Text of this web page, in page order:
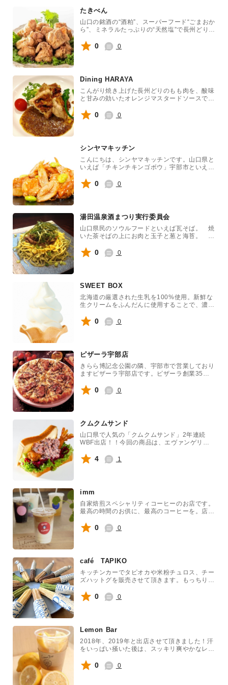
たきべん
山口の銘酒の“酒粕”、スーパーフード“ごまおか
ら”、ミネラルたっぷりの“天然塩”で長州どりを
産米油でサクッと仕上げました。
0 0
Dining HARAYA
こんがり焼き上げた長州どりのもも肉を、酸味
と甘みの効いたオレンジマスタードソースでお
0 0
シンヤマキッチン
こんにちは、シンヤマキッチンです。山口県と
いえば「チキンチキンゴボウ」宇部市といえば
enjoyeating！を応援します。
0 0
湯田温泉酒まつり実行委員会
山口県民のソウルフードといえば瓦そば。 焼
いた茶そばの上にお肉と玉子と葱と海苔。 美
す。 是非、山口県名物を食べてください。
0 0
SWEET BOX
北海道の厳選された生乳を100%使用。新鮮な
生クリームをふんだんに使用することで、濃厚
です。さらに、余分な添加物が一切入っていな
い無添加ソフトクリームです。
0 0
ピザーラ宇部店
きらら博記念公園の隣、宇部市で営業しており
ますピザーラ宇部店です。ピザーラ創業35
ント用に特別なサイズで販売します！他にもイ
タリアーナやサイドメニューなども販売！
0 0
クムクムサンド
山口県で人気の「クムクムサンド」2年連続
WBF出店！！今回の商品は、エヴァンゲリオ
フライサンドをフェス仕様にホットドッグで復
刻販売！ドリンクも永山本家酒造場
らではのフェス飯をお楽しみに！！
4 1
imm
自家焙煎スペシャリティコーヒーのお店です。
最高の時間のお供に、最高のコーヒーを。店舗
きます。
0 0
café TAPIKO
キッチンカーでタピオカや米粉チュロス、チー
ズハットグを販売させて頂きます。もっちりと
スで疲れた体に是非！！
0 0
Lemon Bar
2018年、2019年と出店させて頂きました！汗
をいっぱい掻いた後は、スッキリ爽やかなレモ
0 0